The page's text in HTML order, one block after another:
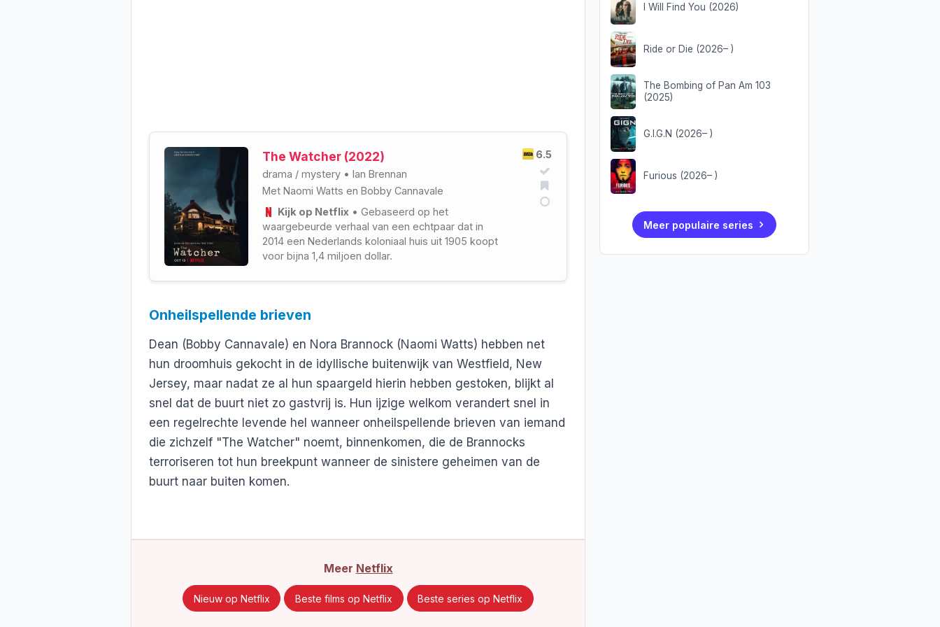
6.5
The Watcher (2022)
drama / mystery • Ian Brennan
Met Naomi Watts en Bobby Cannavale
Kijk op Netflix • Gebaseerd op het
waargebeurde verhaal van een echtpaar dat in
2014 een Nederlands koloniaal huis uit 1905 koopt
voor bijna 1,4 miljoen dollar.
Onheilspellende brieven
Dean (Bobby Cannavale) en Nora Brannock (Naomi Watts) hebben net
hun droomhuis gekocht in de idyllische buitenwijk van Westfield, New
Jersey, maar nadat ze al hun spaargeld hierin hebben gestoken, blijkt al
snel dat de buurt niet zo gastvrij is. Hun ijzige welkom verandert snel in
een regelrechte levende hel wanneer onheilspellende brieven van iemand
die zichzelf "The Watcher" noemt, binnenkomen, die de Brannocks
terroriseren tot hun breekpunt wanneer de sinistere geheimen van de
buurt naar buiten komen.
Meer Netflix
Nieuw op Netflix Beste films op Netflix Beste series op Netflix
I Will Find You (2026)
Ride or Die (2026– )
The Bombing of Pan Am 103
(2025)
G.I.G.N (2026– )
Furious (2026– )
Meer populaire series